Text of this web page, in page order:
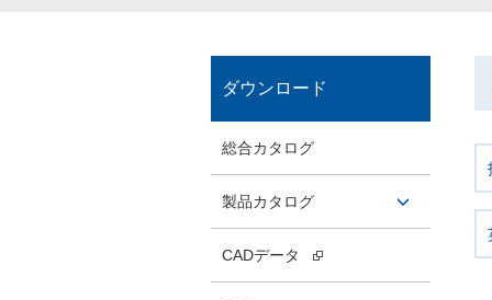
ダウンロード
総合カタログ
製品カタログ
CADデータ